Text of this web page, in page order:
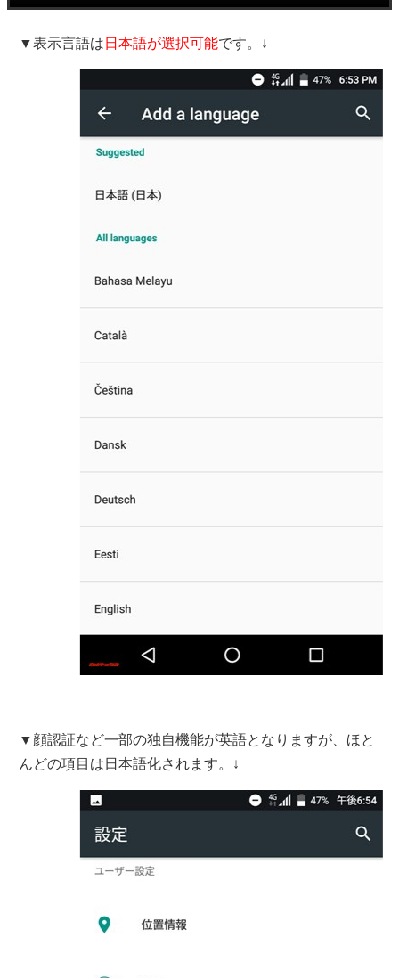
▼表示言語は 日本語が選択可能です。↓
▼顔認証など一部の独自機能が英語となりますが、ほと
んどの項目は日本語化されます。↓